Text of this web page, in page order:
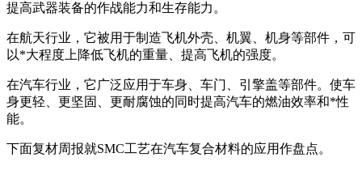
提高武器装备的作战能力和生存能力。
在航天行业，它被用于制造飞机外壳、机翼、机身等部件，可
以*大程度上降低飞机的重量、提高飞机的强度。
在汽车行业，它广泛应用于车身、车门、引擎盖等部件。使车
身更轻、更坚固、更耐腐蚀的同时提高汽车的燃油效率和*性
能。
下面复材周报就SMC工艺在汽车复合材料的应用作盘点。